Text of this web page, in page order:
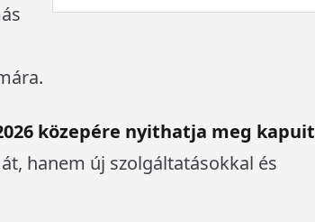
közepére nyithatja meg kapuit
hanem új szolgáltatásokkal és